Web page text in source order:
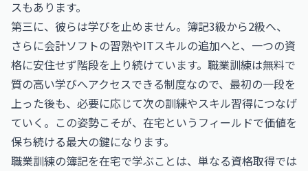
スもあります。
第三に、彼らは学びを止めません。簿記3級から2級へ、
さらに会計ソフトの習熟やITスキルの追加へと、一つの資
格に安住せず階段を上り続けています。職業訓練は無料で
質の高い学びへアクセスできる制度なので、最初の一段を
上った後も、必要に応じて次の訓練やスキル習得につなげ
ていく。この姿勢こそが、在宅というフィールドで価値を
保ち続ける最大の鍵になります。
職業訓練の簿記を在宅で学ぶことは、単なる資格取得では